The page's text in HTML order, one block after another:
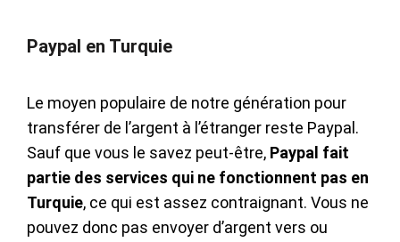
Paypal en Turquie
Le moyen populaire de notre génération pour
transférer de l’argent à l’étranger reste Paypal.
Sauf que vous le savez peut-être, Paypal fait
partie des services qui ne fonctionnent pas en
Turquie, ce qui est assez contraignant. Vous ne
pouvez donc pas envoyer d’argent vers ou